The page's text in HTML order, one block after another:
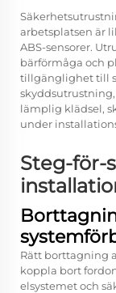
arbetsplatsen är
ABS-sensorer.
bärförmåga och
tillgänglighet till
lämplig klädsel,
under
Steg-för-
Rätt borttagning
koppla bort
elsystemet och